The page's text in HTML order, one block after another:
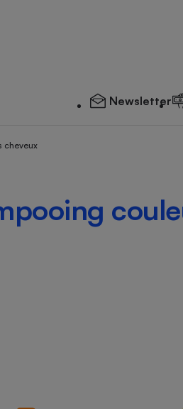
Newsletter
cheveux